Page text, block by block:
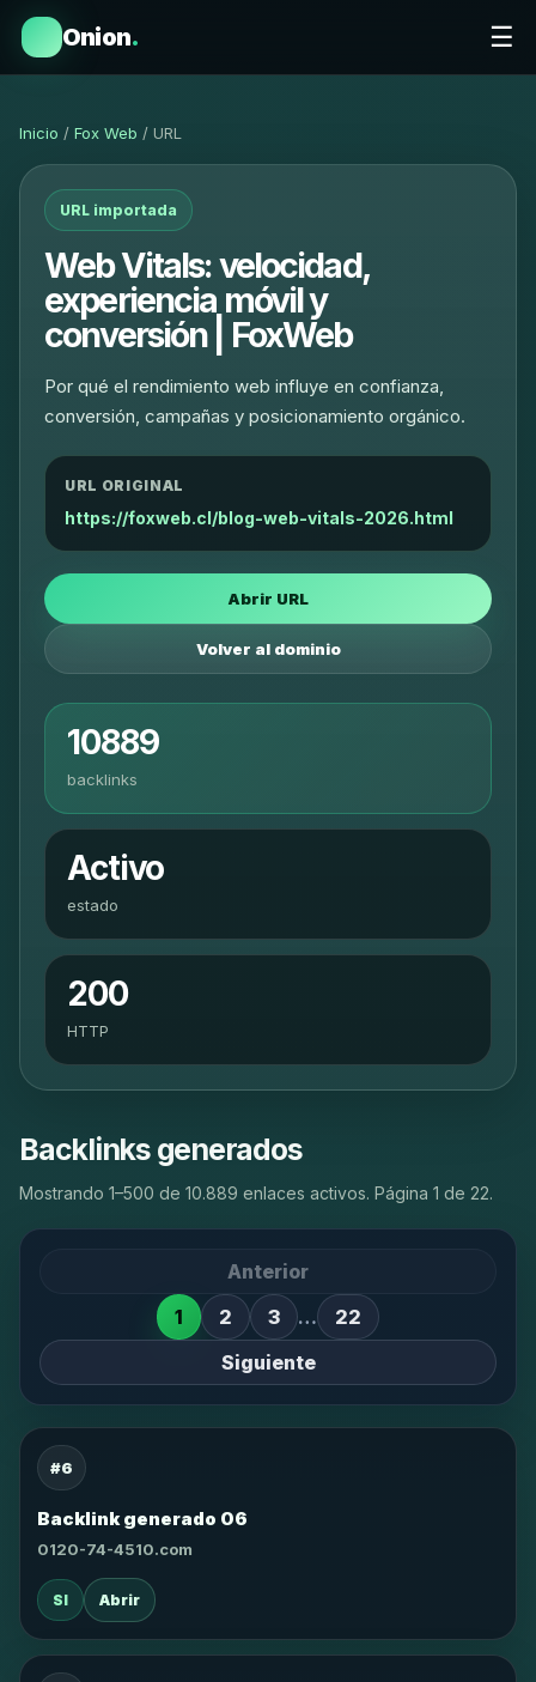
Onion. ☰
Inicio / Fox Web / URL
URL importada
Web Vitals: velocidad,
experiencia móvil y
conversión | FoxWeb
Por qué el rendimiento web influye en confianza,
conversión, campañas y posicionamiento orgánico.
URL ORIGINAL
https://foxweb.cl/blog-web-vitals-2026.html
Abrir URL
Volver al dominio
10889
backlinks
Activo
estado
200
HTTP
Backlinks generados
Mostrando 1–500 de 10.889 enlaces activos. Página 1 de 22.
Anterior
1
2 3 …
22
Siguiente
#6
Backlink generado 06
0120-74-4510.com
SI Abrir